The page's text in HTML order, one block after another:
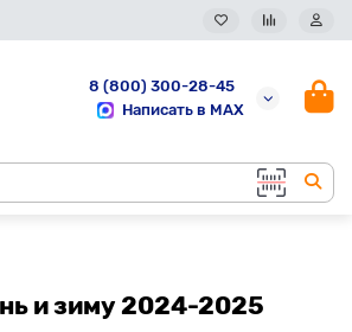
8 (800) 300-28-45
Написать в MAX
и зиму 2024-2025